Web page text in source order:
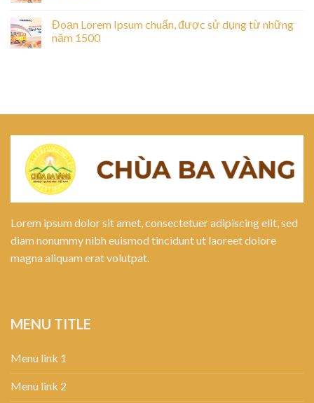
Đoạn Lorem Ipsum chuẩn, được sử dụng từ những
năm 1500
Lorem ipsum dolor sit amet, consectetuer adipiscing elit, sed
diam nonummy nibh euismod tincidunt ut laoreet dolore
magna aliquam erat volutpat.
MENU TITLE
Menu link 1
Menu link 2